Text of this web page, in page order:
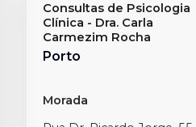
Consultas de Psicologia
Clínica - Dra. Carla
Carmezim Rocha
Porto
Morada